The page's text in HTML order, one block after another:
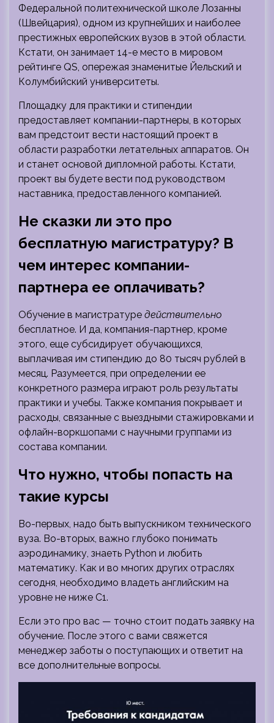
Федеральной политехнической школе Лозанны
(Швейцария), одном из крупнейших и наиболее
престижных европейских вузов в этой области.
Кстати, он занимает 14-е место в мировом
рейтинге QS, опережая знаменитые Йельский и
Колумбийский университеты.
Площадку для практики и стипендии
предоставляет компании-партнеры, в которых
вам предстоит вести настоящий проект в
области разработки летательных аппаратов. Он
и станет основой дипломной работы. Кстати,
проект вы будете вести под руководством
наставника, предоставленного компанией.
Не сказки ли это про
бесплатную магистратуру? В
чем интерес компании-
партнера ее оплачивать?
Обучение в магистратуре действительно
бесплатное. И да, компания-партнер, кроме
этого, еще субсидирует обучающихся,
выплачивая им стипендию до 80 тысяч рублей в
месяц. Разумеется, при определении ее
конкретного размера играют роль результаты
практики и учебы. Также компания покрывает и
расходы, связанные с выездными стажировками и
офлайн-воркшопами с научными группами из
состава компании.
Что нужно, чтобы попасть на
такие курсы
Во-первых, надо быть выпускником технического
вуза. Во-вторых, важно глубоко понимать
аэродинамику, знаеть Python и любить
математику. Как и во многих других отраслях
сегодня, необходимо владеть английским на
уровне не ниже С1.
Если это про вас — точно стоит подать заявку на
обучение. После этого с вами свяжется
менеджер заботы о поступающих и ответит на
все дополнительные вопросы.